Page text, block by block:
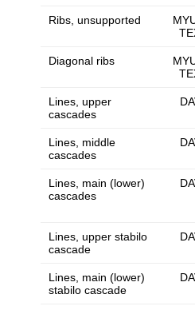
Ribs, unsupported
Diagonal ribs
Lines, upper
cascades
Lines, middle
cascades
Lines, main (lower)
cascades
Lines, upper stabilo
cascade
Lines, main (lower)
stabilo cascade